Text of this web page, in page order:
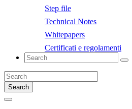
Step file
Technical Notes
Whitepapers
Certificati e regolamenti
Search